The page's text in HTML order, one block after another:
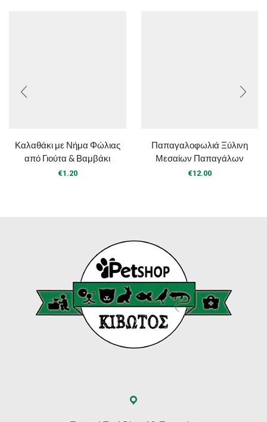
Καλαθάκι με Νήμα Φώλιας
από Γιούτα & Βαμβάκι
€1.20
Παπαγαλοφωλιά Ξύλινη
Μεσαίων Παπαγάλων
€12.00